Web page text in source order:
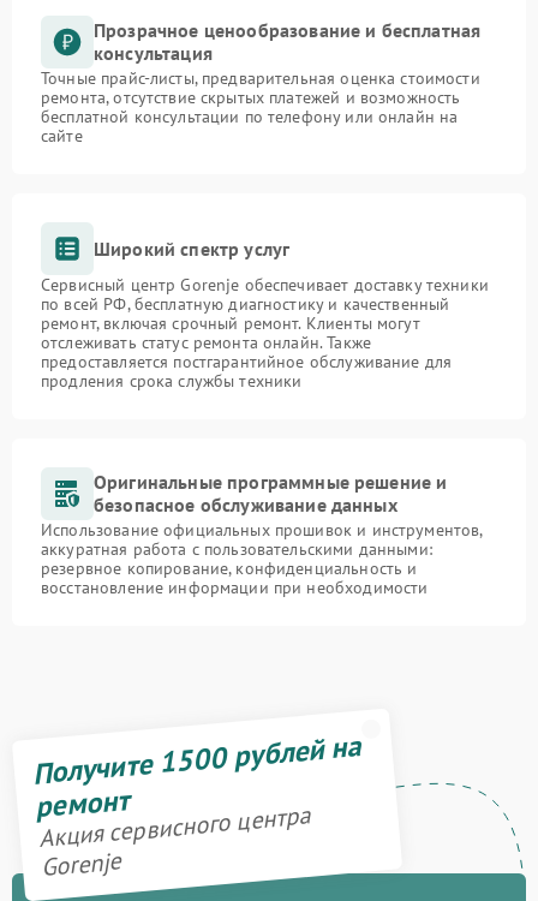
Прозрачное ценообразование и бесплатная
консультация
Точные прайс-листы, предварительная оценка стоимости
ремонта, отсутствие скрытых платежей и возможность
бесплатной консультации по телефону или онлайн на
сайте
Широкий спектр услуг
Сервисный центр Gorenje обеспечивает доставку техники
по всей РФ, бесплатную диагностику и качественный
ремонт, включая срочный ремонт. Клиенты могут
отслеживать статус ремонта онлайн. Также
предоставляется постгарантийное обслуживание для
продления срока службы техники
Оригинальные программные решение и
безопасное обслуживание данных
Использование официальных прошивок и инструментов,
аккуратная работа с пользовательскими данными:
резервное копирование, конфиденциальность и
восстановление информации при необходимости
Получите 1500 рублей на
ремонт
Акция сервисного центра
Gorenje